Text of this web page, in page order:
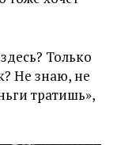
Только
Не знаю, не
тратишь»,